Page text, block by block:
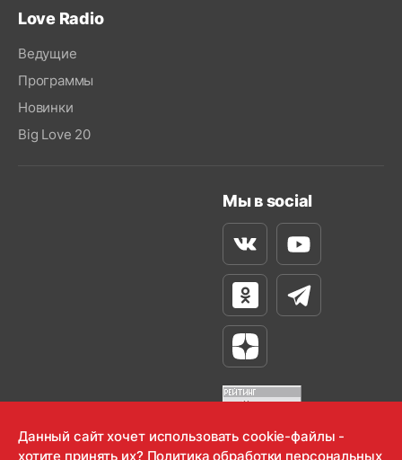
Love Radio
Ведущие
Программы
Новинки
Big Love 20
Мы в social
ВконтактеYoutube
Одноклассники
Телеграм
Яндекс Дзен
Данный сайт хочет использовать cookie-файлы -
хотите принять их? Политика обработки персональных